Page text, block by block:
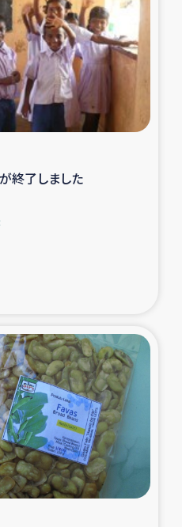
地震被災者支援
紅茶農家支援
産者支援
のコーヒー畑改善事業
爆発被災者支援
終了しました